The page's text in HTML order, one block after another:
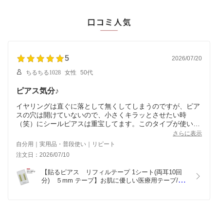
5 2026/07/20
ちるちる1028 女性 50代
ピアス気分♪
イヤリングは直ぐに落として無くしてしまうのですが、ピア
スの穴は開けていないので、小さくキラッとさせたい時
（笑）にシールピアスは重宝してます。このタイプが使いや
さらに表示
自分用｜実用品・普段使い｜リピート
注文日：2026/07/10
【貼るピアス　リフィルテープ 1シート(両耳10回
分)　５mm テープ】お肌に優しい医療用テープ/貼